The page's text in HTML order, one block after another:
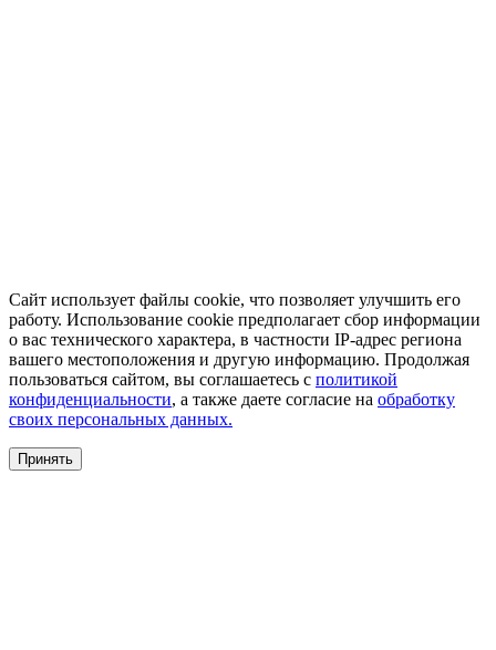
Сайт использует файлы cookie, что позволяет улучшить его
работу. Использование cookie предполагает сбор информации
о вас технического характера, в частности IP-адрес региона
вашего местоположения и другую информацию. Продолжая
пользоваться сайтом, вы соглашаетесь с политикой
конфиденциальности, а также даете согласие на обработку
своих персональных данных.
Принять